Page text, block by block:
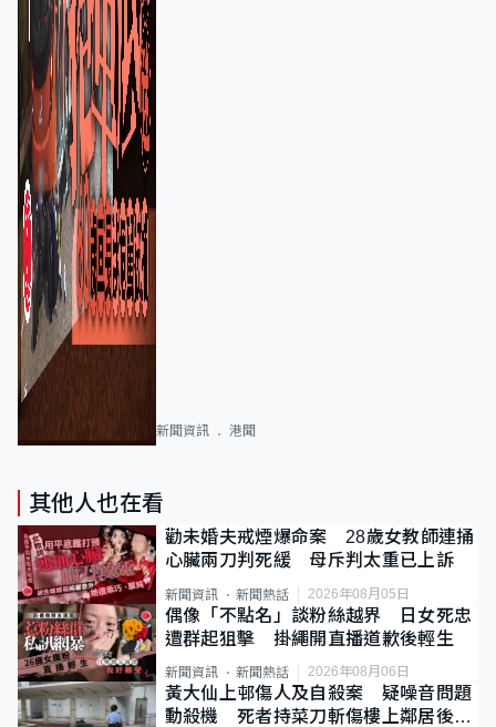
新聞資訊 港聞
其他人也在看
勸未婚夫戒煙爆命案 28歲女教師連捅
心臟兩刀判死緩 母斥判太重已上訴
新聞資訊 新聞熱話 2026年08月05日
偶像「不點名」談粉絲越界 日女死忠
遭群起狙擊 掛繩開直播道歉後輕生
新聞資訊 新聞熱話 2026年08月06日
黃大仙上邨傷人及自殺案 疑噪音問題
動殺機 死者持菜刀斬傷樓上鄰居後墮